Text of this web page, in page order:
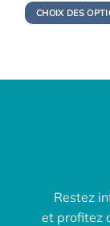
initial
était :
CHOIX DES
Restez
et profitez